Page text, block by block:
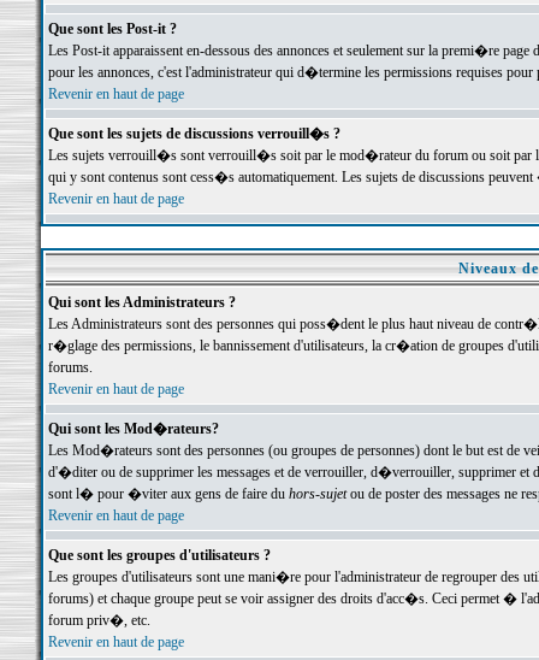
Que sont les Post-it ?
Les Post-it apparaissent en-dessous des annonces et seulement sur la premi�re
pour les annonces, c'est l'administrateur qui d�termine les permissions requises pour
Revenir en haut de page
Que sont les sujets de discussions verrouill�s ?
Les sujets verrouill�s sont verrouill�s soit par le mod�rateur du forum ou soit par
qui y sont contenus sont cess�s automatiquement. Les sujets de discussions
Revenir en haut de page
Niveaux
Qui sont les Administrateurs ?
Les Administrateurs sont des personnes qui poss�dent le plus haut niveau de
r�glage des permissions, le bannissement d'utilisateurs, la cr�ation de groupes
forums.
Revenir en haut de page
Qui sont les Mod�rateurs?
Les Mod�rateurs sont des personnes (ou groupes de personnes) dont le but est de
d'�diter ou de supprimer les messages et de verrouiller, d�verrouiller, supprimer
sont l� pour �viter aux gens de faire du hors-sujetou de poster des messages ne
Revenir en haut de page
Que sont les groupes d'utilisateurs ?
Les groupes d'utilisateurs sont une mani�re pour l'administrateur de regrouper des
forums) et chaque groupe peut se voir assigner des droits d'acc�s. Ceci permet
forum priv�, etc.
Revenir en haut de page